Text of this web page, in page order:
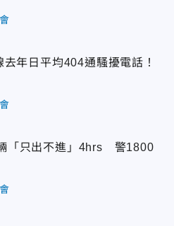
年日平均404通騷擾電話！
「只出不進」4hrs 警1800